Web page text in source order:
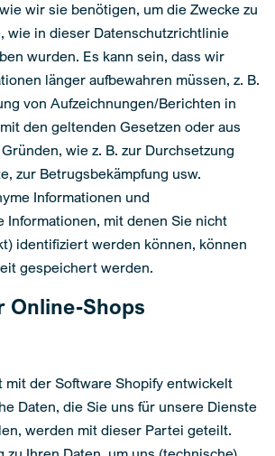
wir sie benötigen, um die Zwecke zu
wie in dieser Datenschutzrichtlinie
wurden. Es kann sein, dass wir
länger aufbewahren müssen, z. B.
von Aufzeichnungen/Berichten in
den geltenden Gesetzen oder aus
wie z. B. zur Durchsetzung
zur Betrugsbekämpfung usw.
Informationen und
Informationen, mit denen Sie nicht
identifiziert werden können, können
gespeichert werden.
Online-Shops
mit der Software Shopify entwickelt
Daten, die Sie uns für unsere Dienste
werden mit dieser Partei geteilt.